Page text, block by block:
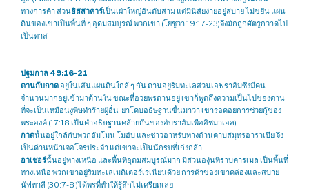
ทางการค้า ส่วนอิสสาคาร์เป็นเผ่าใหญ่อันดับสาม แต่มีนิสัยง่ายอยู่สบาย ไม่ขยัน แผ่น
ดินของเขาเป็นพื้นที่ ๆ อุดมสมบูรณ์ พวกเขา (โยชูวา 19:17-23)จึงมักถูกศัตรูกวาดไป
เป็นทาส
ปฐมกาล 49:16-21
ดานกับกาด อยู่ในเส้นแผ่นดินใกล้ ๆ กัน ดานอยู่ริมทะเลส่วนเอฟราอิมซึ่งมีคน
จำนวนมากอยู่เข้ามาด้านใน ขณะที่อวยพรดานอยู่ เขาก็พูดถึงความเป็นไปของดาน
ที่จะเป็นเหมือนงูพิษทำร้ายผู้อื่น ยาโคบอธิษฐานขึ้นมาว่า เขารอคอยการช่วยกู้ของ
พระองค์ (17:18 เป็นคำอธิษฐานคล้ายกันของอับราฮัมเพื่ออิชมาเอล)
กาดนั้นอยู่ใกล้กับพวกอัมโมน โมอับ และชาวอาหรับทางด้านคาบสมุทรอาราเบีย จึง
เป็นด่านหน้าเจอโจรประจำ แต่เขาจะเป็นนักรบที่เก่งกล้า
อาเชอร์นั้นอยู่ทางเหนือ และพื้นที่อุดมสมบูรณ์มาก มีสวนองุ่นที่ราบคารเมล เป็นพื้นที่
ทางเหนือ พวกเขาอยู่ริมทะเลเมดิเตอร์เรเนียนด้วย การค้าของเขาคล่องและสบาย
นัฟทาลี (30:7-8 )ได้พรที่ทำให้รู้สึกไม่เครียดเลย